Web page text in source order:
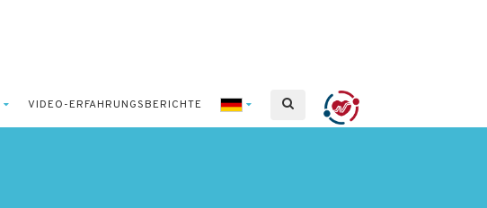
VIDEO-ERFAHRUNGSBERICHTE